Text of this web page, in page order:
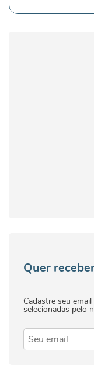
Quer
Cadastre seu
selecionadas pelo